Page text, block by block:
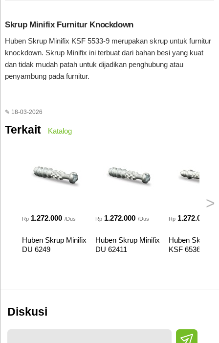
Skrup Minifix Furnitur Knockdown
Huben Skrup Minifix KSF 5533-9 merupakan skrup untuk furnitur
knockdown. Skrup Minifix ini terbuat dari bahan besi yang kuat
dan tidak mudah patah untuk dijadikan penghubung atau
penyambung pada furnitur.
✎ 18-03-2026
Terkait Katalog
>
Rp 1.272.000 /Dus
Huben Skrup Minifix
DU 6249
Rp 1.272.000 /Dus
Huben Skrup Minifix
DU 62411
Rp 1.272.000
Huben Skrup
KSF 6536-11
Diskusi